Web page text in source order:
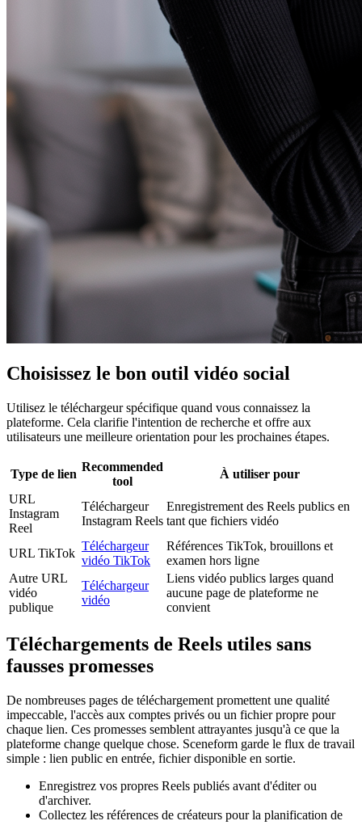
Choisissez le bon outil vidéo social
Utilisez le téléchargeur spécifique quand vous connaissez la
plateforme. Cela clarifie l'intention de recherche et offre aux
utilisateurs une meilleure orientation pour les prochaines étapes.
Type de lien
Recommended
tool
À utiliser pour
URL
Instagram
Reel
Téléchargeur
Instagram Reels
Enregistrement des Reels publics en
tant que fichiers vidéo
URL TikTok
Téléchargeur
vidéo TikTok
Références TikTok, brouillons et
examen hors ligne
Autre URL
vidéo
publique
Téléchargeur
vidéo
Liens vidéo publics larges quand
aucune page de plateforme ne
convient
Téléchargements de Reels utiles sans
fausses promesses
De nombreuses pages de téléchargement promettent une qualité
impeccable, l'accès aux comptes privés ou un fichier propre pour
chaque lien. Ces promesses semblent attrayantes jusqu'à ce que la
plateforme change quelque chose. Sceneform garde le flux de travail
simple : lien public en entrée, fichier disponible en sortie.
Enregistrez vos propres Reels publiés avant d'éditer ou
d'archiver.
Collectez les références de créateurs pour la planification de